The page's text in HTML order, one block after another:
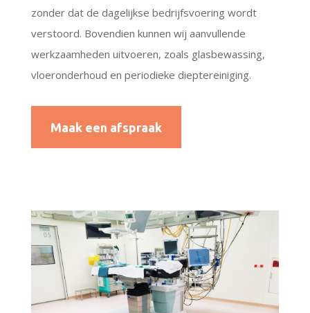
zonder dat de dagelijkse bedrijfsvoering wordt
verstoord. Bovendien kunnen wij aanvullende
werkzaamheden uitvoeren, zoals glasbewassing,
vloeronderhoud en periodieke dieptereiniging.
Maak een afspraak